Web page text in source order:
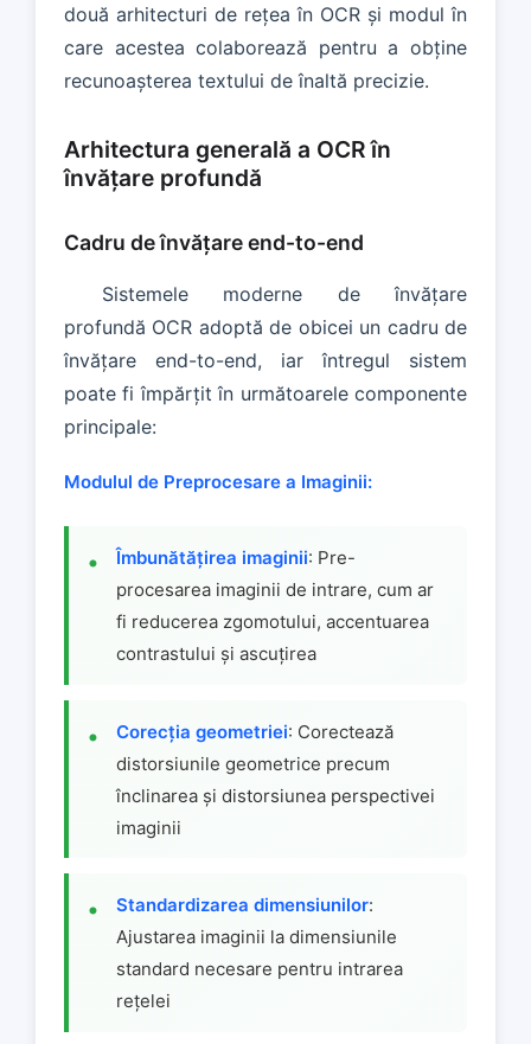
două arhitecturi de rețea în OCR și modul în
care acestea colaborează pentru a obține
recunoașterea textului de înaltă precizie.
Arhitectura generală a OCR în
învățare profundă
Cadru de învățare end-to-end
Sistemele moderne de învățare
profundă OCR adoptă de obicei un cadru de
învățare end-to-end, iar întregul sistem
poate fi împărțit în următoarele componente
principale:
Modulul de Preprocesare a Imaginii:
Îmbunătățirea imaginii: Pre-
procesarea imaginii de intrare, cum ar
fi reducerea zgomotului, accentuarea
contrastului și ascuțirea
Corecția geometriei: Corectează
distorsiunile geometrice precum
înclinarea și distorsiunea perspectivei
imaginii
Standardizarea dimensiunilor:
Ajustarea imaginii la dimensiunile
standard necesare pentru intrarea
rețelei